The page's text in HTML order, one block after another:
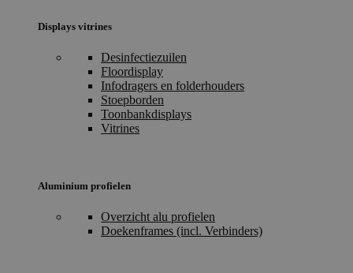
Displays vitrines
Desinfectiezuilen
Floordisplay
Infodragers en folderhouders
Stoepborden
Toonbankdisplays
Vitrines
Aluminium profielen
Overzicht alu profielen
Doekenframes (incl. Verbinders)